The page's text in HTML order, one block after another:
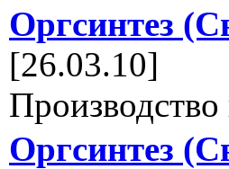
Оргсинтез
[26.03.10]
Оргсинтез